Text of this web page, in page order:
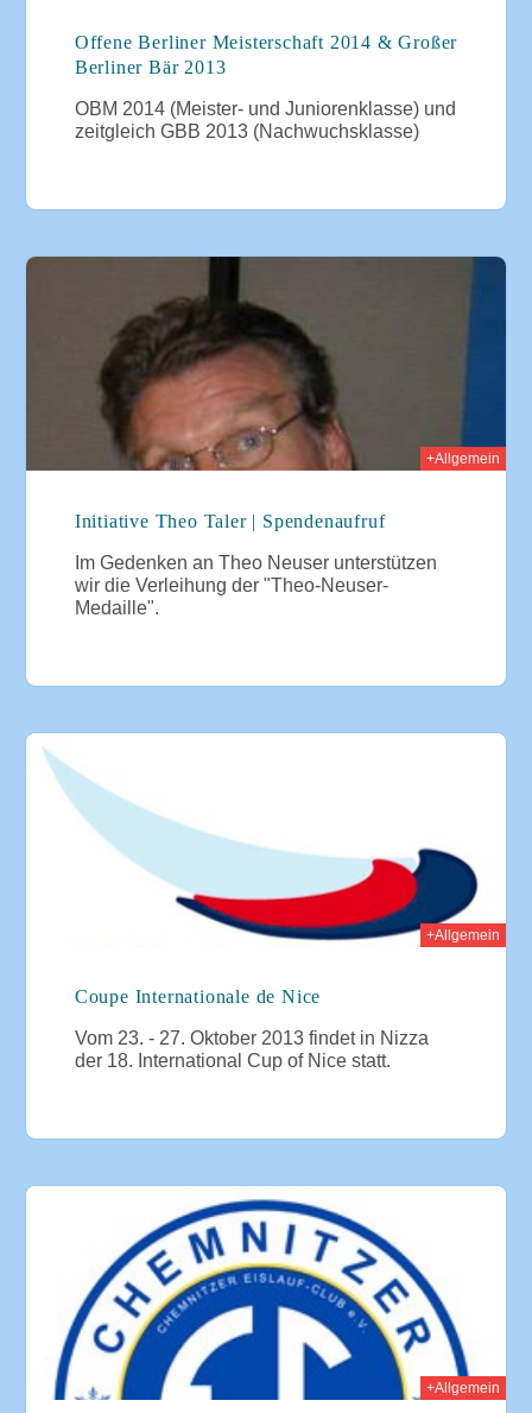
Offene Berliner Meisterschaft 2014 & Großer
Berliner Bär 2013
OBM 2014 (Meister- und Juniorenklasse) und
zeitgleich GBB 2013 (Nachwuchsklasse)
+Allgemein
Initiative Theo Taler | Spendenaufruf
Im Gedenken an Theo Neuser unterstützen
wir die Verleihung der "Theo-Neuser-
Medaille".
+Allgemein
Coupe Internationale de Nice
Vom 23. - 27. Oktober 2013 findet in Nizza
der 18. International Cup of Nice statt.
+Allgemein